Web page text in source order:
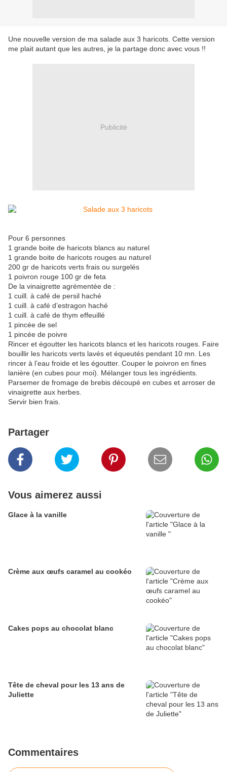
Une nouvelle version de ma salade aux 3 haricots. Cette version
me plait autant que les autres, je la partage donc avec vous !!
Publicité
Pour 6 personnes
1 grande boite de haricots blancs au naturel
1 grande boite de haricots rouges au naturel
200 gr de haricots verts frais ou surgelés
1 poivron rouge 100 gr de feta
De la vinaigrette agrémentée de :
1 cuill. à café de persil haché
1 cuill. à café d’estragon haché
1 cuill. à café de thym effeuillé
1 pincée de sel
1 pincée de poivre
Rincer et égoutter les haricots blancs et les haricots rouges. Faire
bouillir les haricots verts lavés et équeutés pendant 10 mn. Les
rincer à l’eau froide et les égoutter. Couper le poivron en fines
lanière (en cubes pour moi). Mélanger tous les ingrédients.
Parsemer de fromage de brebis découpé en cubes et arroser de
vinaigrette aux herbes.
Servir bien frais.
Partager
Vous aimerez aussi
Glace à la vanille
Crème aux œufs caramel au cookéo
Cakes pops au chocolat blanc
Tête de cheval pour les 13 ans de
Juliette
Commentaires